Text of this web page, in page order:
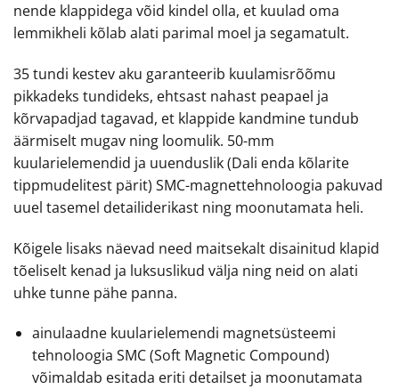
nende klappidega võid kindel olla, et kuulad oma
lemmikheli kõlab alati parimal moel ja segamatult.
35 tundi kestev aku garanteerib kuulamisrõõmu
pikkadeks tundideks, ehtsast nahast peapael ja
kõrvapadjad tagavad, et klappide kandmine tundub
äärmiselt mugav ning loomulik. 50-mm
kuularielemendid ja uuenduslik (Dali enda kõlarite
tippmudelitest pärit) SMC-magnettehnoloogia pakuvad
uuel tasemel detailiderikast ning moonutamata heli.
Kõigele lisaks näevad need maitsekalt disainitud klapid
tõeliselt kenad ja luksuslikud välja ning neid on alati
uhke tunne pähe panna.
ainulaadne kuularielemendi magnetsüsteemi
tehnoloogia SMC (Soft Magnetic Compound)
võimaldab esitada eriti detailset ja moonutamata